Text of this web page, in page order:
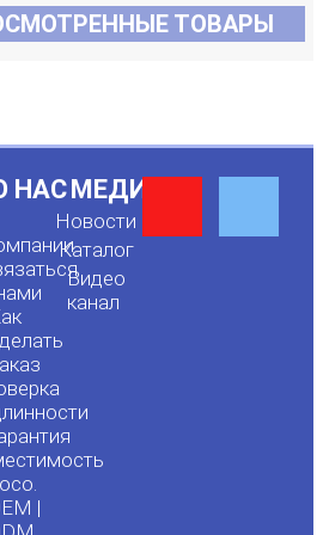
ТОВАРЫ
НАС
|
МЕДИА
Новости
Каталог
Видео
канал